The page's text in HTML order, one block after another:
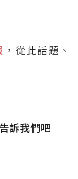
，從此話題、
訴我們吧